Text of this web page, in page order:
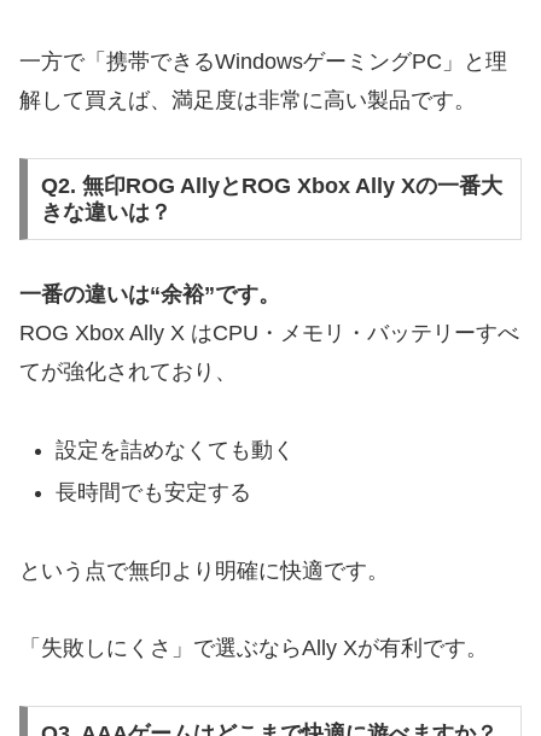
一方で「携帯できるWindowsゲーミングPC」と理
解して買えば、満足度は非常に高い製品です。
Q2. 無印ROG AllyとROG Xbox Ally Xの一番大
きな違いは？
一番の違いは“余裕”です。
ROG Xbox Ally X はCPU・メモリ・バッテリーすべ
てが強化されており、
設定を詰めなくても動く
長時間でも安定する
という点で無印より明確に快適です。
「失敗しにくさ」で選ぶならAlly Xが有利です。